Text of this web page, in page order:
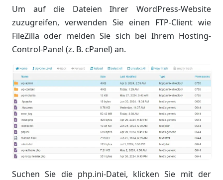
Um auf die Dateien Ihrer WordPress-Website
zuzugreifen, verwenden Sie einen FTP-Client wie
FileZilla oder melden Sie sich bei Ihrem Hosting-
Control-Panel (z. B. cPanel) an.
Suchen Sie die php.ini-Datei, klicken Sie mit der